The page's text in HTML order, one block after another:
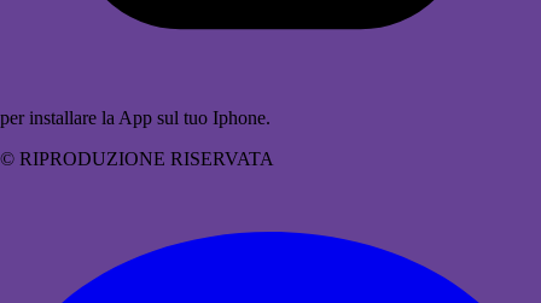
per installare la App sul tuo Iphone.
© RIPRODUZIONE RISERVATA